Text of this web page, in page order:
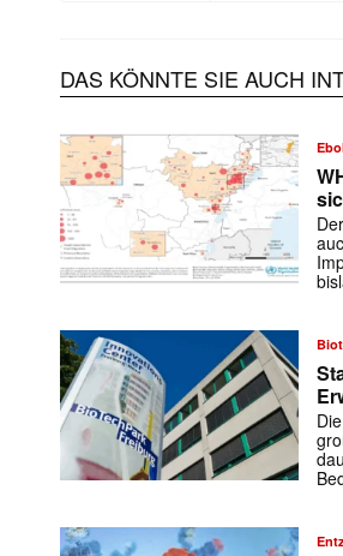
DAS KÖNNTE SIE AUCH